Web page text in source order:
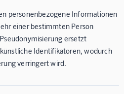
personenbezogene Informationen
einer bestimmten Person
ersetzt
Identifikatoren, wodurch
verringert wird.